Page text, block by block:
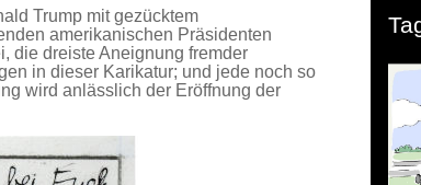
Trump mit gezücktem
amerikanischen Präsidenten
die dreiste Aneignung fremder
in dieser Karikatur; und jede noch so
wird anlässlich der Eröffnung der